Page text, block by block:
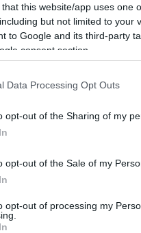
that this website/app uses one
but not limited to your
to Google and its third-party
consent section.
Data Processing Opt Outs
opt-out of the Sharing of my
opt-out of the Sale of my
opt-out of processing my
«Λίγο πριν
Γκουαϊδό,
αναρτήθηκε
Voy camino a
liberar a nuestro
#VamosVzla